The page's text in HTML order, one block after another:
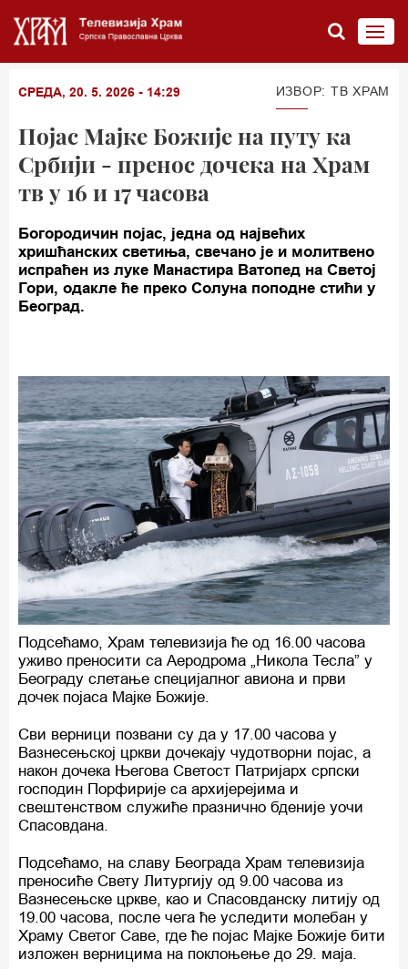
СРЕДА, 20. 5. 2026 - 14:29 ИЗВОР: TВ ХРАМ
Појас Мајке Божије на путу ка
Србији - пренос дочека на Храм
тв у 16 и 17 часова
Богородичин појас, једна од највећих
хришћанских светиња, свечано је и молитвено
испраћен из луке Манастира Ватопед на Светој
Гори, одакле ће преко Солуна поподне стићи у
Београд.
Подсећамо, Храм телевизија ће од 16.00 часова
уживо преносити са Аеродрома „Никола Тесла” у
Београду слетање специјалног авиона и први
дочек појаса Мајке Божије.
Сви верници позвани су да у 17.00 часова у
Вазнесењској цркви дочекају чудотворни појас, а
након дочека Његова Светост Патријарх српски
господин Порфирије са архијерејима и
свештенством служиће празнично бденије уочи
Спасовдана.
Подсећамо, на славу Београда Храм телевизија
преносиће Свету Литургију од 9.00 часова из
Вазнесењске цркве, као и Спасовданску литију од
19.00 часова, после чега ће уследити молебан у
Храму Светог Саве, где ће појас Мајке Божије бити
изложен верницима на поклоњење до 29. маја.